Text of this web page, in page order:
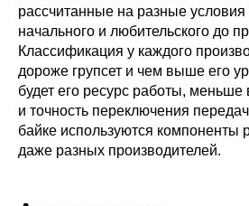
рассчитанные на разные условия
начального и любительского до
Классификация у каждого
дороже групсет и чем выше его
будет его ресурс работы,
и точность переключения
байке используются компоненты
даже разных производителей.